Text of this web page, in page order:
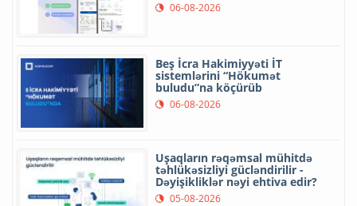
06-08-2026
Beş İcra Hakimiyyəti İT
sistemlərini “Hökumət
buludu”na köçürüb
06-08-2026
Uşaqların rəqəmsal mühitdə
təhlükəsizliyi gücləndirilir -
Dəyişikliklər nəyi ehtiva edir?
05-08-2026